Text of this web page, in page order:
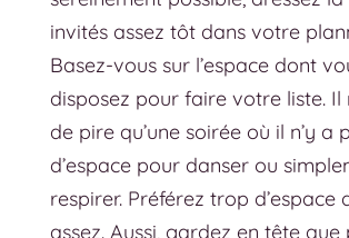
invités assez tôt dans votre
Basez-vous sur l’espace dont
disposez pour faire votre liste. Il
de pire qu’une soirée où il n’y a
d’espace pour danser ou
respirer. Préférez trop d’espace
assez. Aussi, gardez en tête